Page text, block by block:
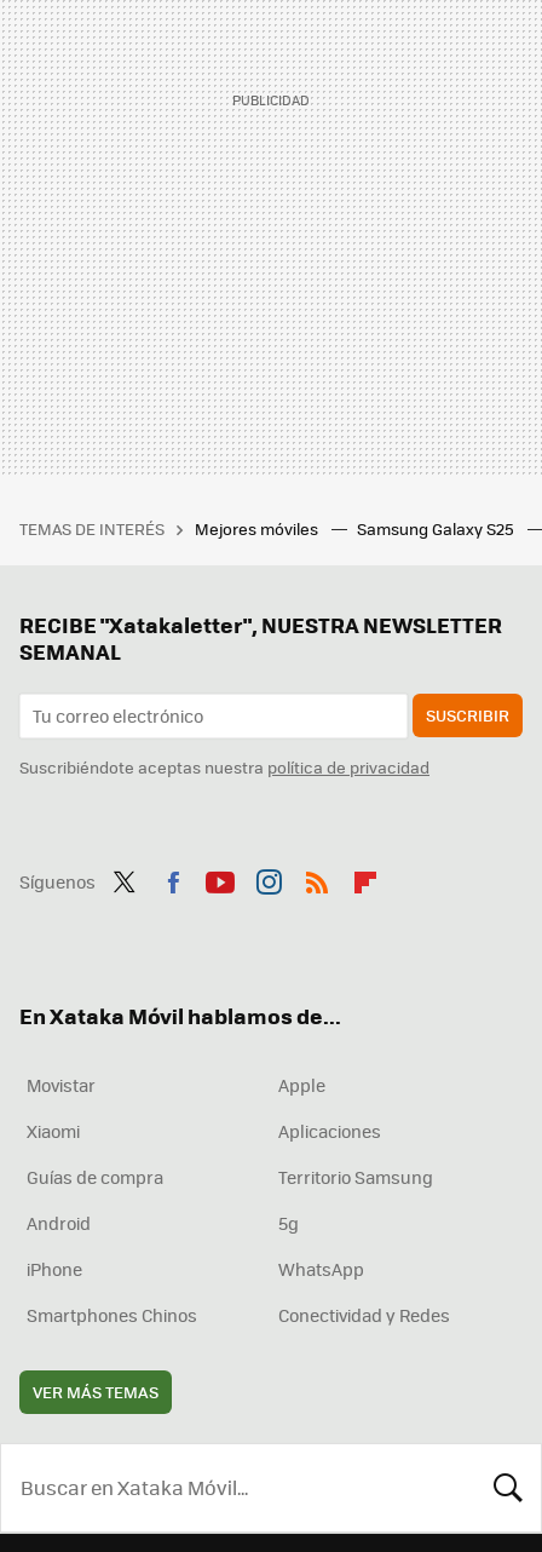
TEMAS DE INTERÉS Mejores móviles Samsung Galaxy S25
RECIBE "Xatakaletter", NUESTRA NEWSLETTER
SEMANAL
SUSCRIBIR
Suscribiéndote aceptas nuestra política de privacidad
Síguenos
En Xataka Móvil hablamos de...
Movistar
Apple
Xiaomi
Aplicaciones
Guías de compra
Territorio Samsung
Android
5g
iPhone
WhatsApp
Smartphones Chinos
Conectividad y Redes
VER MÁS TEMAS